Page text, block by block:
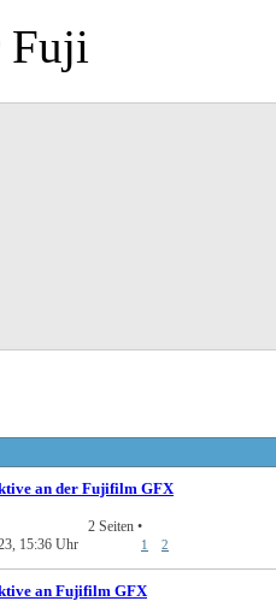
Fuji
an der Fujifilm GFX
15:36 Uhr
2 Seiten •
1 2
an Fujifilm GFX